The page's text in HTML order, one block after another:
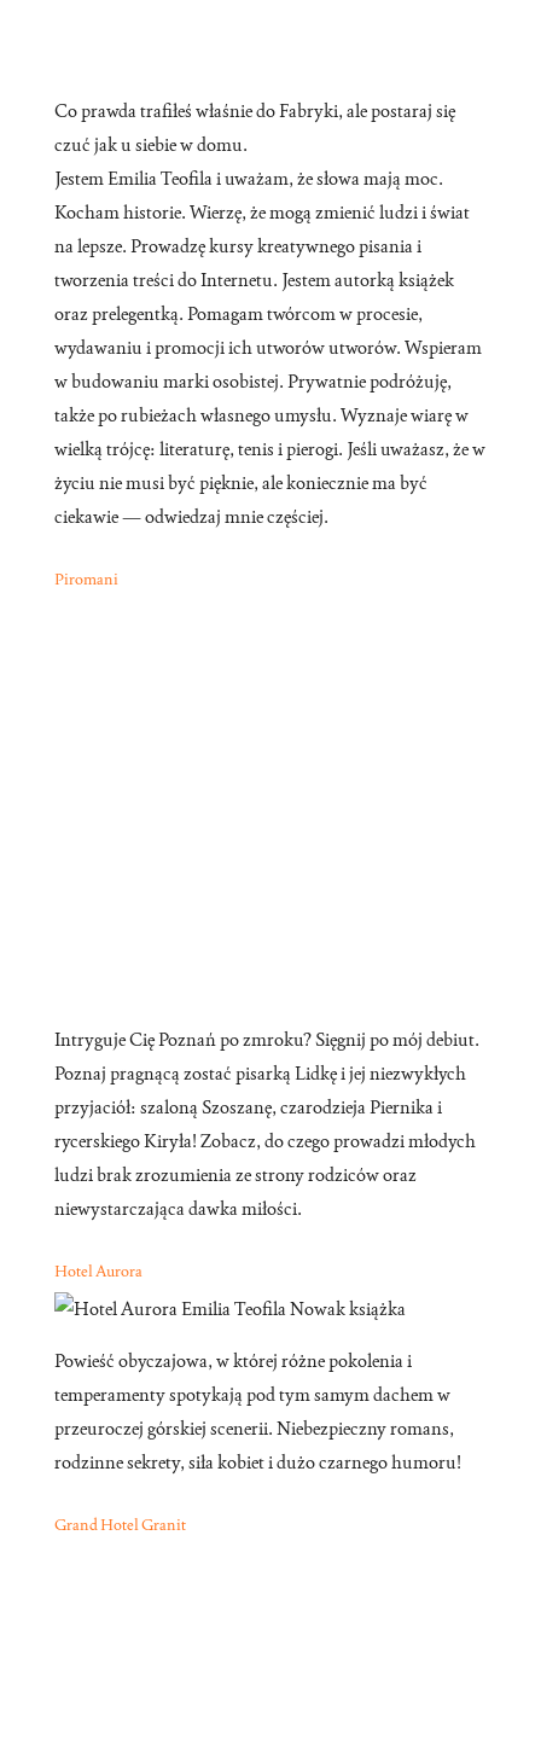
Co prawda trafiłeś właśnie do Fabryki, ale postaraj się
czuć jak u siebie w domu.
Jestem Emilia Teofila i uważam, że słowa mają moc.
Kocham historie. Wierzę, że mogą zmienić ludzi i świat
na lepsze. Prowadzę kursy kreatywnego pisania i
tworzenia treści do Internetu. Jestem autorką książek
oraz prelegentką. Pomagam twórcom w procesie,
wydawaniu i promocji ich utworów utworów. Wspieram
w budowaniu marki osobistej. Prywatnie podróżuję,
także po rubieżach własnego umysłu. Wyznaje wiarę w
wielką trójcę: literaturę, tenis i pierogi. Jeśli uważasz, że w
życiu nie musi być pięknie, ale koniecznie ma być
ciekawie — odwiedzaj mnie częściej.
Piromani
Intryguje Cię Poznań po zmroku? Sięgnij po mój debiut.
Poznaj pragnącą zostać pisarką Lidkę i jej niezwykłych
przyjaciół: szaloną Szoszanę, czarodzieja Piernika i
rycerskiego Kiryła! Zobacz, do czego prowadzi młodych
ludzi brak zrozumienia ze strony rodziców oraz
niewystarczająca dawka miłości.
Hotel Aurora
Powieść obyczajowa, w której różne pokolenia i
temperamenty spotykają pod tym samym dachem w
przeuroczej górskiej scenerii. Niebezpieczny romans,
rodzinne sekrety, siła kobiet i dużo czarnego humoru!
Grand Hotel Granit